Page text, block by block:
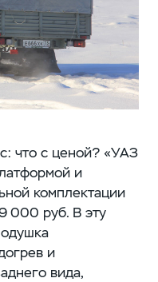
что с ценой? «УАЗ
и
комплектации
000 руб. В эту
и
вида,